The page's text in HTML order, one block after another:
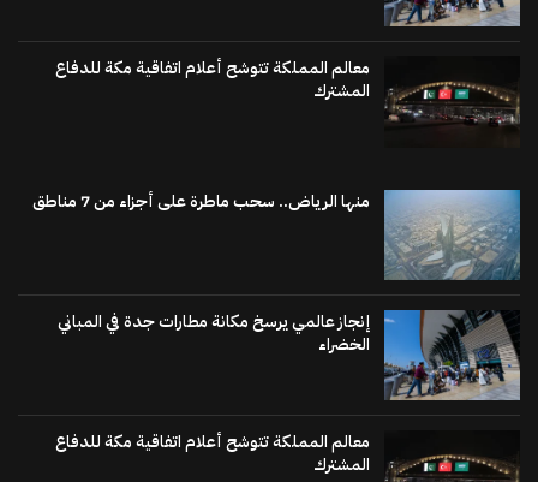
معالم المملكة تتوشح أعلام اتفاقية مكة للدفاع
المشترك
منها الرياض.. سحب ماطرة على أجزاء من 7 مناطق
إنجاز عالمي يرسخ مكانة مطارات جدة في المباني
الخضراء
معالم المملكة تتوشح أعلام اتفاقية مكة للدفاع
المشترك